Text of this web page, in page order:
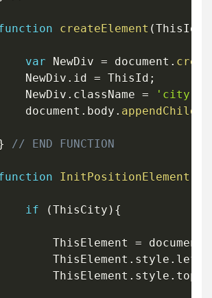
createElement (ThisId
var NewDiv = document .
			NewDiv
. id = ThisId ;
			NewDiv
. className = 'city'
			document
. body . appendChild
// END FUNCTION
InitPositionElement
if (ThisCity ) {
				ThisElement
= document
				ThisElement
. style . left
				ThisElement
. style . top